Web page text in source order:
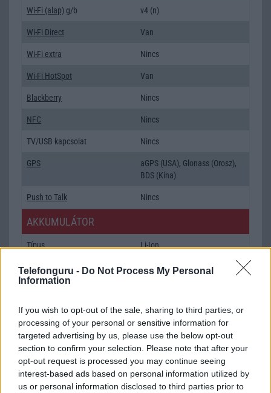
Telefonguru - Do Not Process My Personal
Information
If you wish to opt-out of the sale, sharing to third parties, or
processing of your personal or sensitive information for
targeted advertising by us, please use the below opt-out
section to confirm your selection. Please note that after your
opt-out request is processed you may continue seeing
interest-based ads based on personal information utilized by
us or personal information disclosed to third parties prior to
Wi-Fi (alap) g/b v4 (n)
Wi-Fi Direct Van
Wi-Fi extra Nincs
Wi-Fi HotSpot Van
Blackberry Nincs
NFC Nincs
TV/USB kapcsolat Nincs
GPS
aGPS (USA), Glonass (Orosz),
BDS (Kína)
Push to Talk Nincs
AKKUMULÁTOR
Típus Li-Ion
Készenléti idő h /
Cserélhetőség
Az akkumulátor nem vehetõ ki!
Gyorstöltés
ALKALMAZÁSOK ÉS ÉRZÉKELŐK
Java Nincs
Ujjlenyomat olvasó Nincs